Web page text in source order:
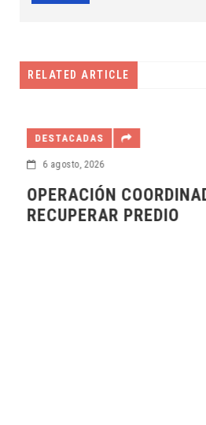
RELATED ARTICLE
DESTACADAS
6 agosto, 2026
OPERACIÓN
RECUPERAR PREDIO